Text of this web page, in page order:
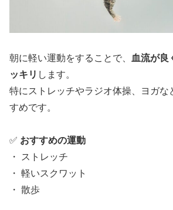
朝に軽い運動をすることで、
血流が良
ッキリ します。
特にストレッチやラジオ体操、ヨガな
すめです。
✅ おすすめの運動
・ ストレッチ
・ 軽いスクワット
・ 散歩